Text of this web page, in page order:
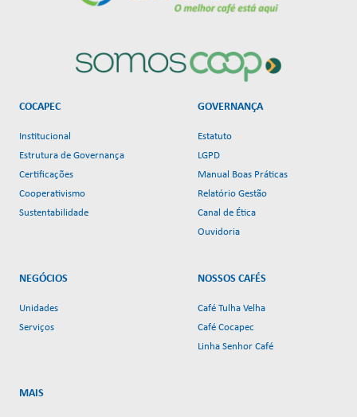
COCAPEC
Institucional
Estrutura de Governança
Certificações
Cooperativismo
Sustentabilidade
GOVERNANÇA
Estatuto
LGPD
Manual Boas Práticas
Relatório Gestão
Canal de Ética
Ouvidoria
NEGÓCIOS
Unidades
Serviços
NOSSOS CAFÉS
Café Tulha Velha
Café Cocapec
Linha Senhor Café
MAIS